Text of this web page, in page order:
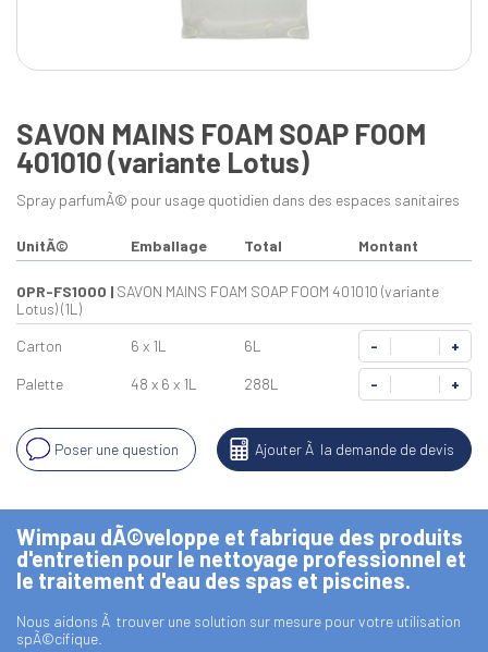
SAVON MAINS FOAM SOAP FOOM
401010 (variante Lotus)
Spray parfumÃ© pour usage quotidien dans des espaces sanitaires
UnitÃ© Emballage Total Montant
OPR-FS1000 | SAVON MAINS FOAM SOAP FOOM 401010 (variante
Lotus) (1L)
Carton
6 x 1L 6L - +
Palette 48 x 6 x 1L 288L - +
Ajouter Ã la demande de devis
Poser une question
Wimpau dÃ©veloppe et fabrique des produits
d'entretien pour le nettoyage professionnel et
le traitement d'eau des spas et piscines.
Nous aidons Ã trouver une solution sur mesure pour votre utilisation
spÃ©cifique.